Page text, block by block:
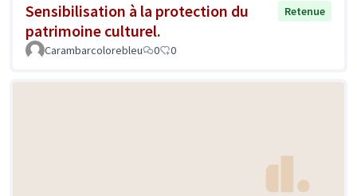
Sensibilisation à la protection du
patrimoine culturel.
Retenue
Carambarcolorebleu 0 0